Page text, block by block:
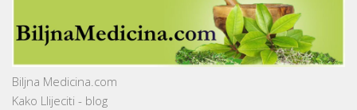
Biljna Medicina.com
Kako Llijeciti - blog